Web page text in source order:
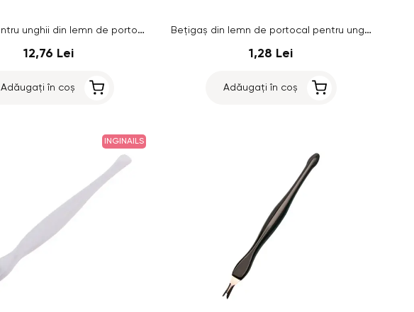
Bețigaș pentru unghii din lemn de portocal - 15 cm
12,76 Lei
Adăugați în coș
Bețigaș din lemn de portocal pentru unghii - 18 cm
1,28 Lei
Adăugați în coș
INGINAILS